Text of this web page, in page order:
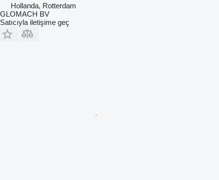
Hollanda, Rotterdam
GLOMACH BV
Satıcıyla iletişime geç